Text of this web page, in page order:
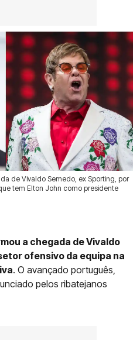
de Vivaldo Semedo, ex Sporting, por
tem Elton John como presidente
a chegada de Vivaldo
ofensivo da equipa na
. O avançado português,
pelos ribatejanos